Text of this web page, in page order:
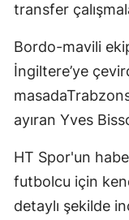
transfer
Bordo-mavili
İngiltere’ye
ayıran Yves
HT Spor'un
futbolcu için
detaylı şekilde